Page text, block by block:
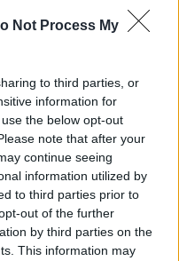
Not Process My
to third parties, or
information for
the below opt-out
note that after your
continue seeing
information utilized by
to third parties prior to
out of the further
by third parties on the
This information may
i riksdagen
extra tufft